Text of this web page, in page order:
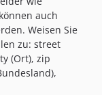
auch
Weisen Sie
zu: street
(Ort), zip